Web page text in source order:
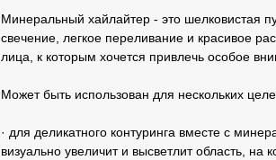
Минеральный хайлайтер - это шелковистая
свечение, легкое переливание и красивое
лица, к которым хочется привлечь особое
Может быть использован для нескольких
· для деликатного контуринга вместе с
визуально увеличит и высветлит область, на